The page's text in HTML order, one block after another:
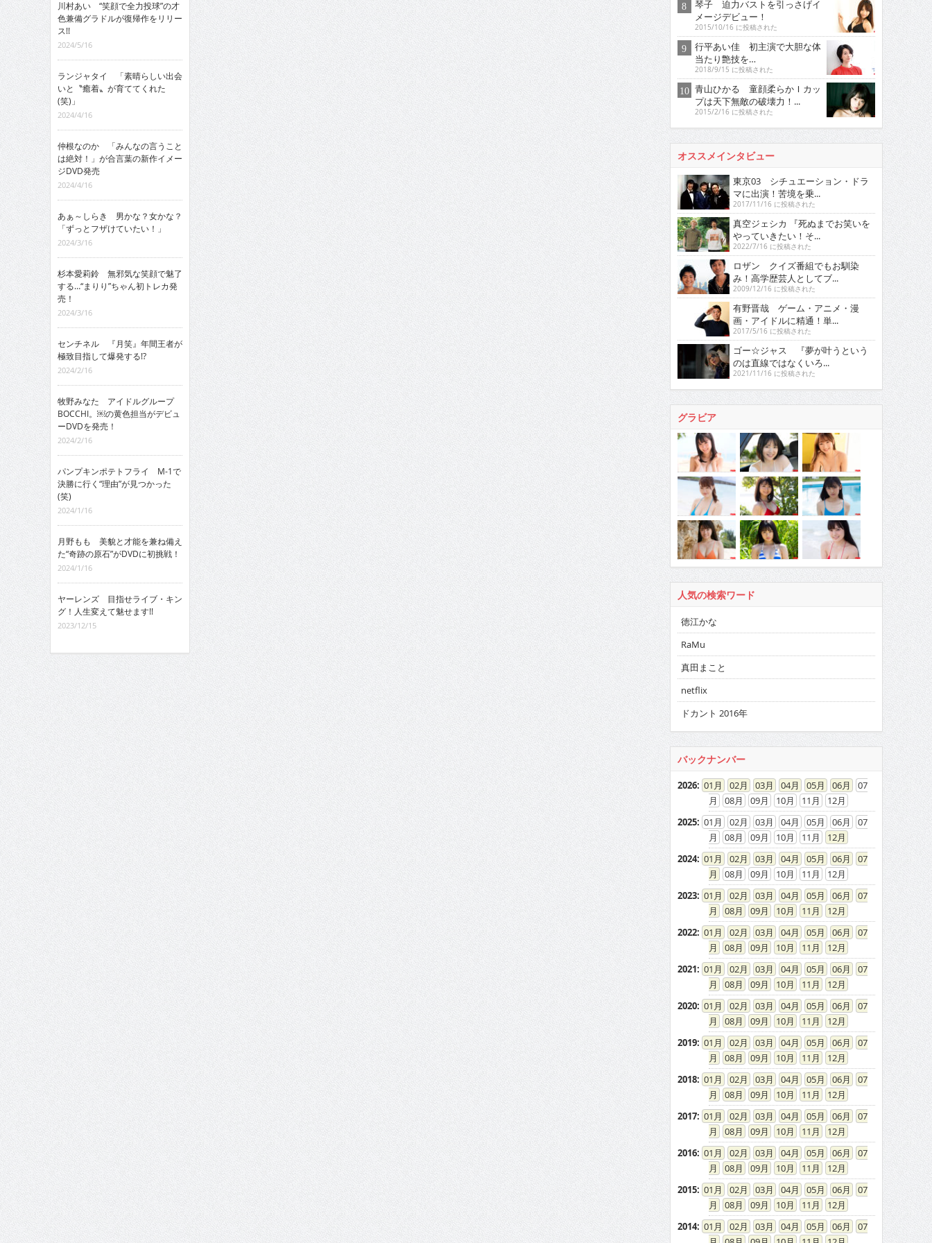
川村あい “笑顔で全力投球”の才
色兼備グラドルが復帰作をリリー
ス!!
2024/5/16
ランジャタイ 「素晴らしい出会
いと〝癒着〟が育ててくれた
(笑)」
2024/4/16
仲根なのか 「みんなの言うこと
は絶対！」が合言葉の新作イメー
ジDVD発売
2024/4/16
あぁ～しらき 男かな？女かな？
「ずっとフザけていたい！」
2024/3/16
杉本愛莉鈴 無邪気な笑顔で魅了
する…“まりり”ちゃん初トレカ発
売！
2024/3/16
センチネル 『月笑』年間王者が
極致目指して爆発する!?
2024/2/16
牧野みなた アイドルグループ
BOCCHI。￼の黄色担当がデビュ
ーDVDを発売！
2024/2/16
パンプキンポテトフライ M-1で
決勝に行く“理由”が見つかった
(笑)
2024/1/16
月野もも 美貌と才能を兼ね備え
た“奇跡の原石”がDVDに初挑戦！
2024/1/16
ヤーレンズ 目指せライブ・キン
グ！人生変えて魅せます!!
2023/12/15
琴子 迫力バストを引っさげイ
メージデビュー！
2015/10/16 に投稿された
行平あい佳 初主演で大胆な体
当たり艶技を…
2018/9/15 に投稿された
青山ひかる 童顔柔らかＩカッ
プは天下無敵の破壊力！...
2015/2/16 に投稿された
オススメインタビュー
東京03 シチュエーション・ドラ
マに出演！苦境を乗...
2017/11/16 に投稿された
真空ジェシカ 『死ぬまでお笑いを
やっていきたい！そ...
2022/7/16 に投稿された
ロザン クイズ番組でもお馴染
み！高学歴芸人としてブ...
2009/12/16 に投稿された
有野晋哉 ゲーム・アニメ・漫
画・アイドルに精通！単...
2017/5/16 に投稿された
ゴー☆ジャス 『夢が叶うという
のは直線ではなくいろ...
2021/11/16 に投稿された
グラビア
人気の検索ワード
徳江かな
RaMu
真田まこと
netflix
ドカント 2016年
バックナンバー
2026: 01 02 03 04 05 06
07
08
09 10 11
12
2025: 01 02 03 04 05 06
07
08
09 10 11
12
2024: 01 02 03 04 05 06
07
08
09 10 11
12
2023: 01 02 03 04 05 06
07
08
09 10 11
12
2022: 01 02 03 04 05 06
07
08
09 10 11
12
2021: 01 02 03 04 05 06
07
08
09 10 11
12
2020: 01 02 03 04 05 06
07
08
09 10 11
12
2019: 01 02 03 04 05 06
07
08
09 10 11
12
2018: 01 02 03 04 05 06
07
08
09 10 11
12
2017: 01 02 03 04 05 06
07
08
09 10 11
12
2016: 01 02 03 04 05 06
07
08
09 10 11
12
2015: 01 02 03 04 05 06
07
08
09 10 11
12
2014: 01 02 03 04 05 06
07